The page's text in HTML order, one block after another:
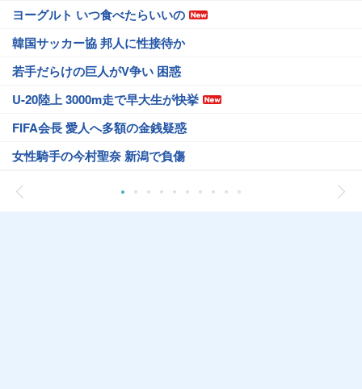
ヨーグルト いつ食べたらいいの
韓国サッカー協 邦人に性接待か
若手だらけの巨人がV争い 困惑
U-20陸上 3000m走で早大生が快挙
FIFA会長 愛人へ多額の金銭疑惑
女性騎手の今村聖奈 新潟で負傷